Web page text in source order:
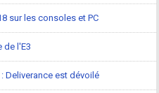
sur les consoles et PC
de l'E3
Deliverance est dévoilé